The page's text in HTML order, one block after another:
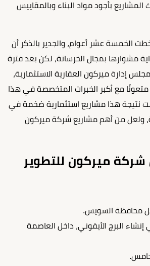
المشاريع بأجود مواد البناء وبالمقاييس
الخمسة عشر أعوام، والجدير بالذكر أن
مشوارها بمجال الخرسانة، لكن بعد فترة
إدارة ميركون العقارية الاستثمارية،
مع أكبر الخبرات المتخصصة في هذا
نتيجة هذا مشاريع استثمارية ضخمة في
ولعل من أهم مشاريع شركة ميركون
شركة ميركون للتطوير
محافظة السويس.
البرج الأيقوني، داخل العاصمة